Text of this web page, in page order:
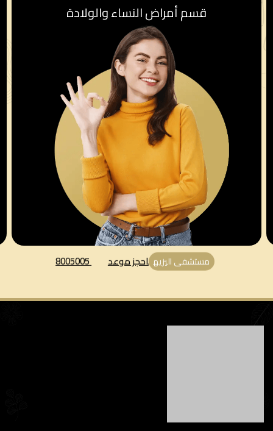
قسم أمراض النساء والولادة
مستشفى اليزيه احجز موعد 8005005